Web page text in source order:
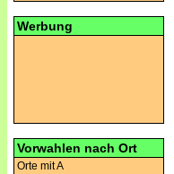
Werbung
Vorwahlen nach Ort
Orte mit A